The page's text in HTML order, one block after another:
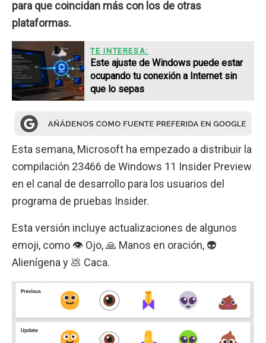
para que coincidan más con los de otras
plataformas.
TE INTERESA:
Este ajuste de Windows puede estar
ocupando tu conexión a Internet sin
que lo sepas
Esta semana, Microsoft ha empezado a distribuir la
compilación 23466 de Windows 11 Insider Preview
en el canal de desarrollo para los usuarios del
programa de pruebas Insider.
Esta versión incluye actualizaciones de algunos
emoji, como 👁️ Ojo, 🙏 Manos en oración, 👽
Alienígena y 💩 Caca.